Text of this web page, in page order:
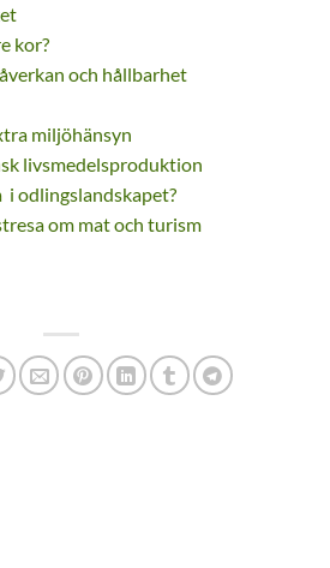
kor?
och hållbarhet
miljöhänsyn
livsmedelsproduktion
i odlingslandskapet?
om mat och turism